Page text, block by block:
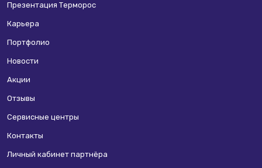
Презентация Терморос
Карьера
Портфолио
Новости
Акции
Отзывы
Сервисные центры
Контакты
Личный кабинет партнёра